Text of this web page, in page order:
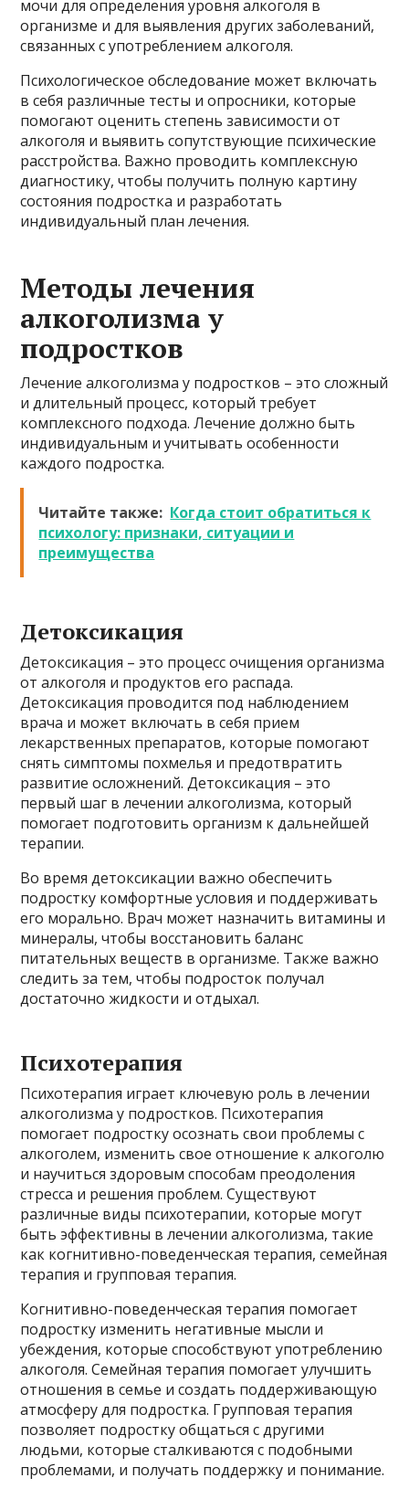
мочи для определения уровня алкоголя в
организме и для выявления других заболеваний,
связанных с употреблением алкоголя.
Психологическое обследование может включать
в себя различные тесты и опросники, которые
помогают оценить степень зависимости от
алкоголя и выявить сопутствующие психические
расстройства. Важно проводить комплексную
диагностику, чтобы получить полную картину
состояния подростка и разработать
индивидуальный план лечения.
Методы лечения
алкоголизма у
подростков
Лечение алкоголизма у подростков – это сложный
и длительный процесс, который требует
комплексного подхода. Лечение должно быть
индивидуальным и учитывать особенности
каждого подростка.
Читайте также: Когда стоит обратиться к
психологу: признаки, ситуации и
преимущества
Детоксикация
Детоксикация – это процесс очищения организма
от алкоголя и продуктов его распада.
Детоксикация проводится под наблюдением
врача и может включать в себя прием
лекарственных препаратов, которые помогают
снять симптомы похмелья и предотвратить
развитие осложнений. Детоксикация – это
первый шаг в лечении алкоголизма, который
помогает подготовить организм к дальнейшей
терапии.
Во время детоксикации важно обеспечить
подростку комфортные условия и поддерживать
его морально. Врач может назначить витамины и
минералы, чтобы восстановить баланс
питательных веществ в организме. Также важно
следить за тем, чтобы подросток получал
достаточно жидкости и отдыхал.
Психотерапия
Психотерапия играет ключевую роль в лечении
алкоголизма у подростков. Психотерапия
помогает подростку осознать свои проблемы с
алкоголем, изменить свое отношение к алкоголю
и научиться здоровым способам преодоления
стресса и решения проблем. Существуют
различные виды психотерапии, которые могут
быть эффективны в лечении алкоголизма, такие
как когнитивно-поведенческая терапия, семейная
терапия и групповая терапия.
Когнитивно-поведенческая терапия помогает
подростку изменить негативные мысли и
убеждения, которые способствуют употреблению
алкоголя. Семейная терапия помогает улучшить
отношения в семье и создать поддерживающую
атмосферу для подростка. Групповая терапия
позволяет подростку общаться с другими
людьми, которые сталкиваются с подобными
проблемами, и получать поддержку и понимание.